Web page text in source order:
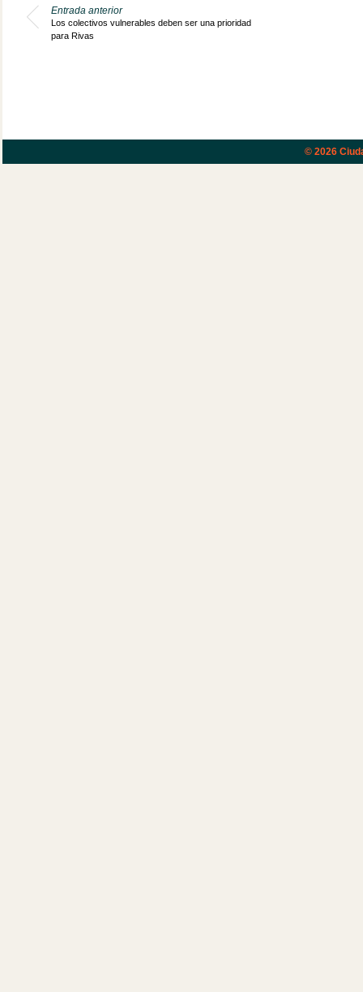
Entrada anterior
Los colectivos vulnerables deben ser una prioridad
para Rivas
© 2026